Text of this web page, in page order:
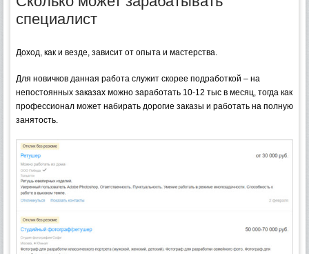
специалист
Доход, как и везде, зависит от опыта и мастерства.
Для новичков данная работа служит скорее подработкой – на
непостоянных заказах можно заработать 10-12 тыс в месяц, тогда как
профессионал может набирать дорогие заказы и работать на полную
занятость.